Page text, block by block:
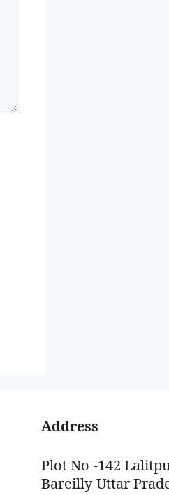
Address
Plot No -142
Bareilly Uttar